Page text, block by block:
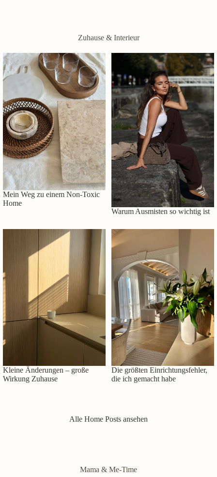
Zuhause & Interieur
Mein Weg zu einem Non-Toxic
Home
Warum Ausmisten so wichtig ist
Kleine Änderungen – große
Wirkung Zuhause
Die größten Einrichtungsfehler,
die ich gemacht habe
Alle Home Posts ansehen
Mama & Me-Time